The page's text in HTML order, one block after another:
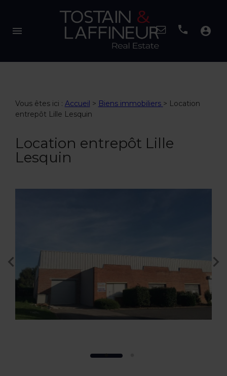
menu account_circle
Vous êtes ici : Accueil > Biens immobiliers > Location
entrepôt Lille Lesquin
Location entrepôt Lille
Lesquin